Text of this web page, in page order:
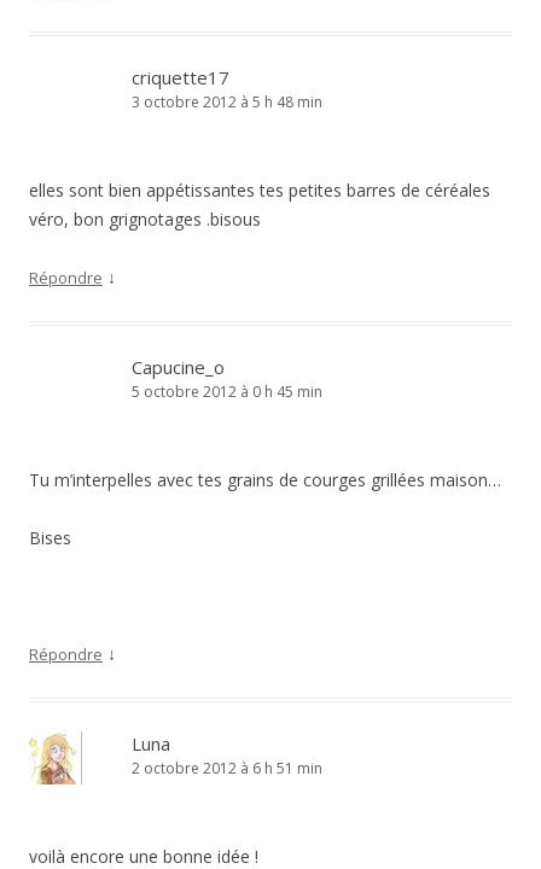
criquette17
3 octobre 2012 à 5 h 48 min
elles sont bien appétissantes tes petites barres de céréales
véro, bon grignotages .bisous
Répondre ↓
Capucine_o
5 octobre 2012 à 0 h 45 min
Tu m’interpelles avec tes grains de courges grillées maison…
Bises
Répondre ↓
Luna
2 octobre 2012 à 6 h 51 min
voilà encore une bonne idée !